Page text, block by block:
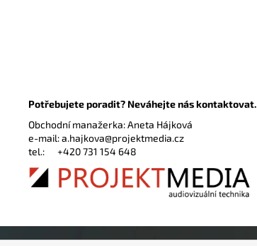
Potřebujete poradit? Neváhejte nás kontaktovat.
Obchodní manažerka: Aneta Hájková
e-mail:a.hajkova@projektmedia.cz
tel.: +420 731 154 648